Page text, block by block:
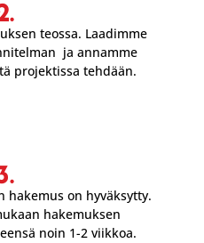
teossa. Laadimme
ja annamme
projektissa tehdään.
on hyväksytty.
hakemuksen
noin 1-2 viikkoa.